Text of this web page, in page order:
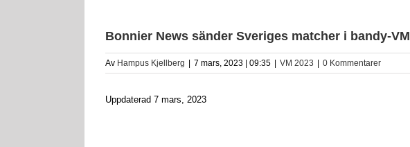
Bonnier News sänder Sveriges matcher i bandy-VM
Av Hampus Kjellberg 7 mars, 2023 | 09:35 VM 2023 0 Kommentarer
Uppdaterad 7 mars, 2023